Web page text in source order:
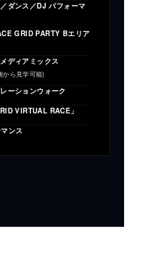
ダンス／DJ パフォーマ
GRID PARTY Bエリア
ディアミックス
から見学可能)
ーションウォーク
VIRTUAL RACE」
ンス